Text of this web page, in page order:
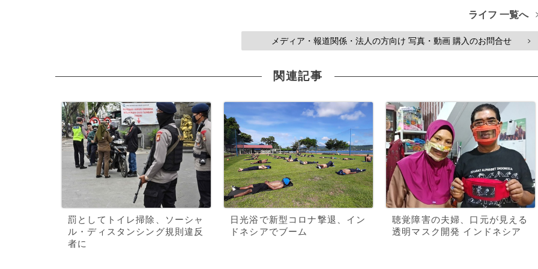
ライフ 一覧へ
メディア・報道関係・法人の方向け 写真・動画 購入のお問合せ >
関連記事
罰としてトイレ掃除、ソーシャ
ル・ディスタンシング規則違反
者に
日光浴で新型コロナ撃退、イン
ドネシアでブーム
聴覚障害の夫婦、口元が見える
透明マスク開発 インドネシア